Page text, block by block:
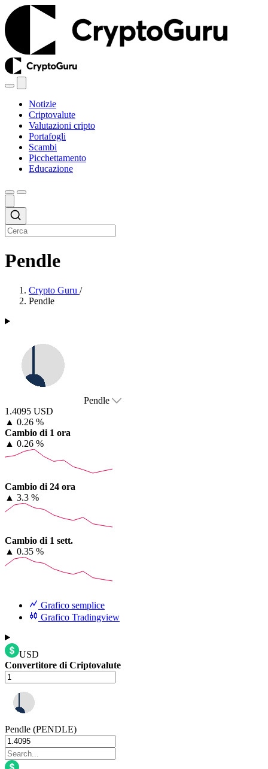
Notizie
Criptovalute
Valutazioni cripto
Portafogli
Scambi
Picchettamento
Educazione
Pendle
Crypto Guru /
Pendle
Pendle
1.4095 USD
▲ 0.26 %
Cambio di 1 ora
▲ 0.26 %
Cambio di 24 ora
▲ 3.3 %
Cambio di 1 sett.
▲ 0.35 %
Grafico semplice
Grafico Tradingview
USD
Convertitore di Criptovalute
Pendle (PENDLE)